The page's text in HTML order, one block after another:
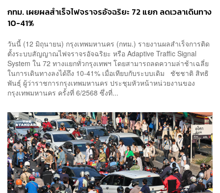
กทม. เผยผลสำเร็จไฟจราจรอัจฉริยะ 72 แยก ลดเวลาเดินทาง
10-41%
วันนี้ (12 มิถุนายน) กรุงเทพมหานคร (กทม.) รายงานผลสำเร็จการติด
ตั้งระบบสัญญาณไฟจราจรอัจฉริยะ หรือ Adaptive Traffic Signal
System ใน 72 ทางแยกทั่วกรุงเทพฯ โดยสามารถลดความล่าช้าเฉลี่ย
ในการเดินทางลงได้ถึง 10-41% เมื่อเทียบกับระบบเดิม ชัชชาติ สิทธิ
พันธุ์ ผู้ว่าราชการกรุงเทพมหานคร ประชุมหัวหน้าหน่วยงานของ
กรุงเทพมหานคร ครั้งที่ 6/2568 ซึ่งที่...